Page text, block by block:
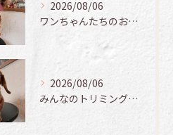
2026/08/06
ワンちゃんたちのお手入れ日記🐶✨
2026/08/06
みんなのトリミング日記🌟